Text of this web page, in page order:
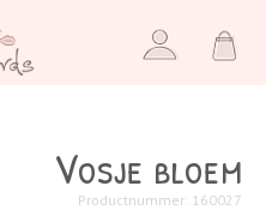
Vosje bloem
Productnummer: 160027